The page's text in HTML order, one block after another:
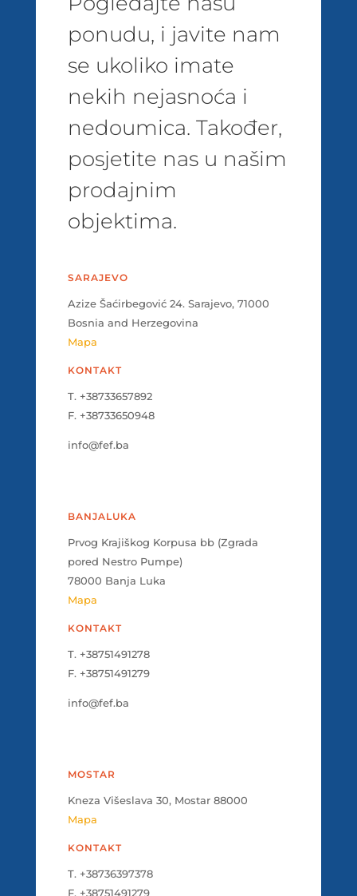
ponudu, i javite nam
se ukoliko imate
nekih nejasnoća i
nedoumica. Također,
posjetite nas u našim
prodajnim
objektima.
SARAJEVO
Azize Šaćirbegović 24. Sarajevo, 71000
Bosnia and Herzegovina
Mapa
KONTAKT
T. +38733657892
F. +38733650948
info@fef.ba
BANJALUKA
Prvog Krajiškog Korpusa bb (Zgrada
pored Nestro Pumpe)
78000 Banja Luka
Mapa
KONTAKT
T. +38751491278
F. +38751491279
info@fef.ba
MOSTAR
Kneza Višeslava 30, Mostar 88000
Mapa
KONTAKT
T. +38736397378
F. +38751491279